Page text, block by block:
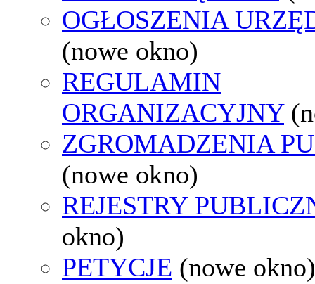
OGŁOSZENIA
(nowe okno)
REGULAMIN
ORGANIZACYJNY
ZGROMADZENIA
(nowe okno)
REJESTRY
okno)
PETYCJE (nowe okno)